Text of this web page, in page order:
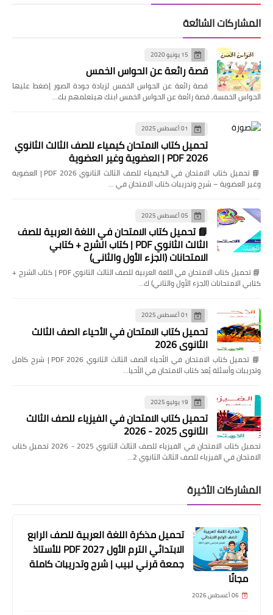
المشاركات الشائعة
15 يونيو 2020
قصة رائعة عن الحواس الخمس
قصة رائعة عن الحواس الخمس لزيادة جودة الصور إضغط عليها
الحواس الخمسة, قصة رائعة عن الحواس الخمس ابنك هيتعلمهم بك…
01 أغسطس 2025
تحميل كتاب الامتحان كيمياء للصف الثالث الثانوي
2026 PDF | العضوية وغير العضوية
📘 تحميل كتاب الامتحان في الكيمياء للصف الثالث الثانوي 2026 PDF | العضوية
وغير العضوية – شرح وتدريبات كتاب الامتحان في …
05 أغسطس 2025
📘 تحميل كتاب الامتحان في اللغة العربية للصف
الثالث الثانوي PDF | كتاب الشرح + كتابي
الامتحانات (الجزء الأول والثاني)
📘 تحميل كتاب الامتحان في اللغة العربية للصف الثالث الثانوي PDF | كتاب الشرح +
كتابي الامتحانات (الجزء الأول والثاني) ك…
01 أغسطس 2025
تحميل كتاب الامتحان في الأحياء الصف الثالث
الثانوي 2026
📘 تحميل كتاب الامتحان في الأحياء الصف الثالث الثانوي 2026 PDF | شرح كامل
وتدريبات وأسئلة يُعد كتاب الامتحان في الأحيا…
19 يوليو 2025
تحميل كتاب الامتحان في الفيزياء للصف الثالث
الثانوي 2025 - 2026
تحميل كتاب الامتحان في الفيزياء للصف الثالث الثانوي 2025 - 2026 تحميل كتاب
الامتحان في الفيزياء للصف الثالث الثانوي 2…
المشاركات الأخيرة
تحميل مذكرة اللغة العربية للصف الرابع
الابتدائي الترم الأول 2027 PDF للأستاذ
جمعة قرني لبيب | شرح وتدريبات كاملة
مجانًا
06 أغسطس 2026